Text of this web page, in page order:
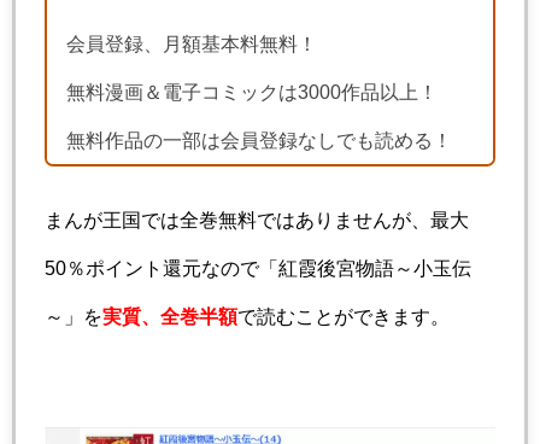
会員登録、月額基本料無料！
無料漫画＆電子コミックは3000作品以上！
無料作品の一部は会員登録なしでも読める！
まんが王国では全巻無料ではありませんが、最大
50％ポイント還元なので「紅霞後宮物語～小玉伝
～」を実質、全巻半額で読むことができます。